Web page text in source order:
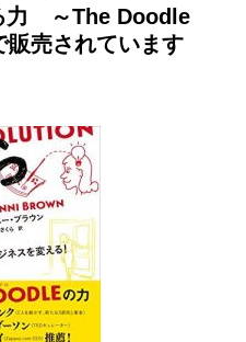
力 ～The Doodle
売されています